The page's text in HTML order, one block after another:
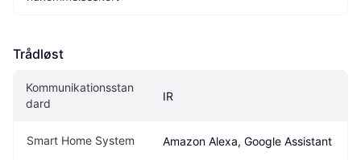
Trådløst
Kommunikationsstan
dard
IR
Smart Home System Amazon Alexa, Google Assistant